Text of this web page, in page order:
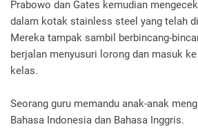
Prabowo dan Gates kemudian
dalam kotak stainless steel yang telah
Mereka tampak sambil berbincang-
berjalan menyusuri lorong dan masuk
kelas.
Seorang guru memandu anak-anak
Bahasa Indonesia dan Bahasa Inggris.